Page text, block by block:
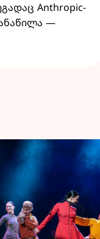
Anthropic-
—